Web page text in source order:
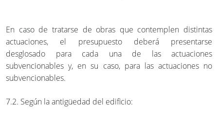
En caso de tratarse de obras que contemplen distintas
actuaciones, el presupuesto deberá presentarse
desglosado para cada una de las actuaciones
subvencionables y, en su caso, para las actuaciones no
subvencionables.
7.2. Según la antigüedad del edificio: